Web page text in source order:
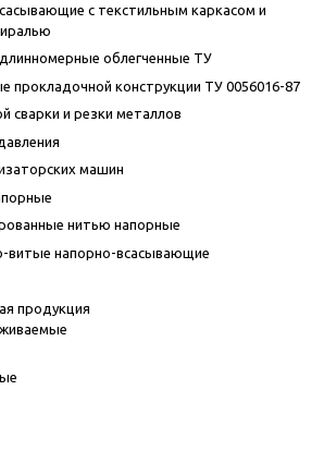
с текстильным каркасом и
облегченные ТУ
прокладочной конструкции ТУ 0056016-87
сварки и резки металлов
машин
нитью напорные
витые напорно-всасывающие
продукция